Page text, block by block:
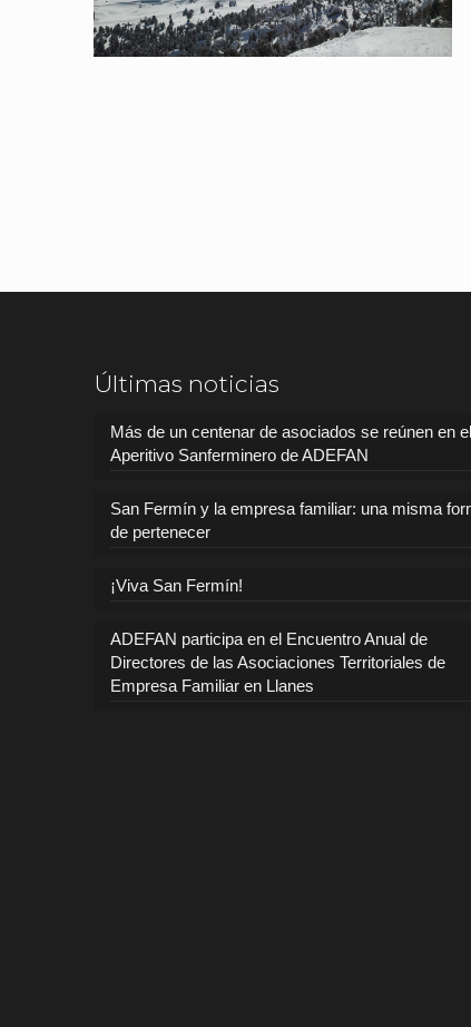
Últimas noticias
Más de un centenar de asociados se reúnen en
Aperitivo Sanferminero de ADEFAN
San Fermín y la empresa familiar: una misma
de pertenecer
¡Viva San Fermín!
ADEFAN participa en el Encuentro Anual de
Directores de las Asociaciones Territoriales de
Empresa Familiar en Llanes